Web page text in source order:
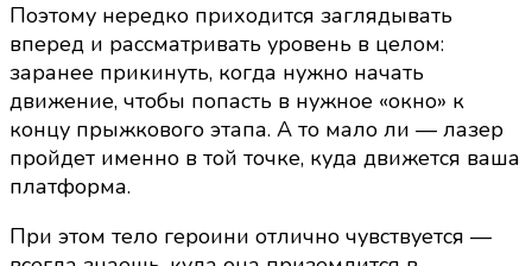
Поэтому нередко приходится заглядывать
вперед и рассматривать уровень в целом:
заранее прикинуть, когда нужно начать
движение, чтобы попасть в нужное «окно» к
концу прыжкового этапа. А то мало ли — лазер
пройдет именно в той точке, куда движется ваша
платформа.
При этом тело героини отлично чувствуется —